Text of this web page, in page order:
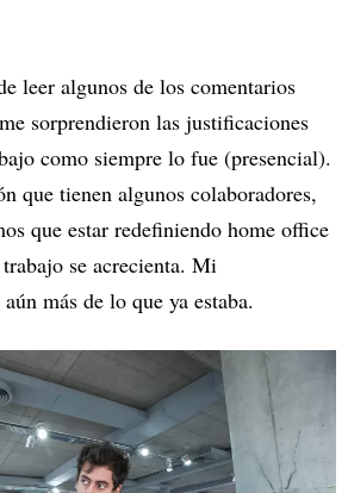
leer algunos de los comentarios
sorprendieron las justificaciones
como siempre lo fue (presencial).
que tienen algunos colaboradores,
que estar redefiniendo home office
se acrecienta. Mi
más de lo que ya estaba.